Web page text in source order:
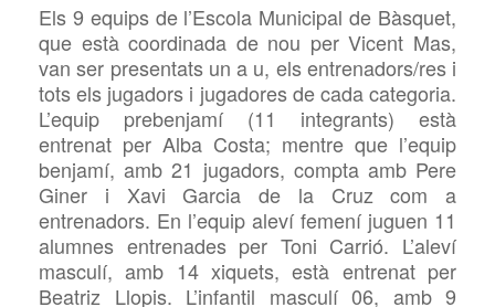
Els 9 equips de l’Escola Municipal de Bàsquet,
que està coordinada de nou per Vicent Mas,
van ser presentats un a u, els entrenadors/res i
tots els jugadors i jugadores de cada categoria.
L’equip prebenjamí (11 integrants) està
entrenat per Alba Costa; mentre que l’equip
benjamí, amb 21 jugadors, compta amb Pere
Giner i Xavi Garcia de la Cruz com a
entrenadors. En l’equip aleví femení juguen 11
alumnes entrenades per Toni Carrió. L’aleví
masculí, amb 14 xiquets, està entrenat per
Beatriz Llopis. L’infantil masculí 06, amb 9